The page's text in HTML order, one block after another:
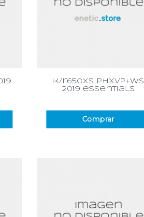
Vista rápida
k/r650xs phxvp+ws
2019 essentials
Comprar